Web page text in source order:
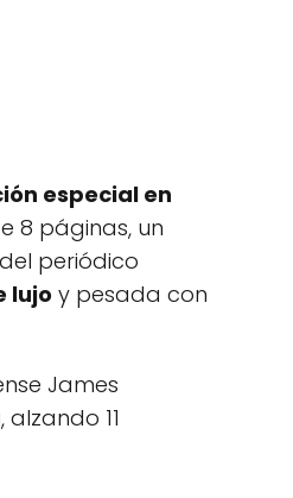
especial en
8 páginas, un
periódico
lujo y pesada con
James
, alzando 11